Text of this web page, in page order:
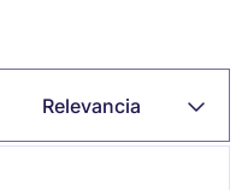
Relevancia